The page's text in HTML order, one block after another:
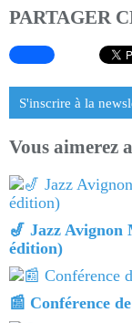
PARTAGER
S'inscrire à la
Vous aimerez
🎷 Jazz Avignon
édition)
📰 Conférence